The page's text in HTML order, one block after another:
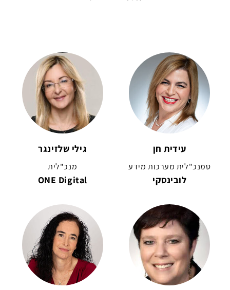
עידית חן
סמנכ"לית מערכות מידע
לובינסקי
גילי שלזינגר
מנכ"לית
ONE Digital